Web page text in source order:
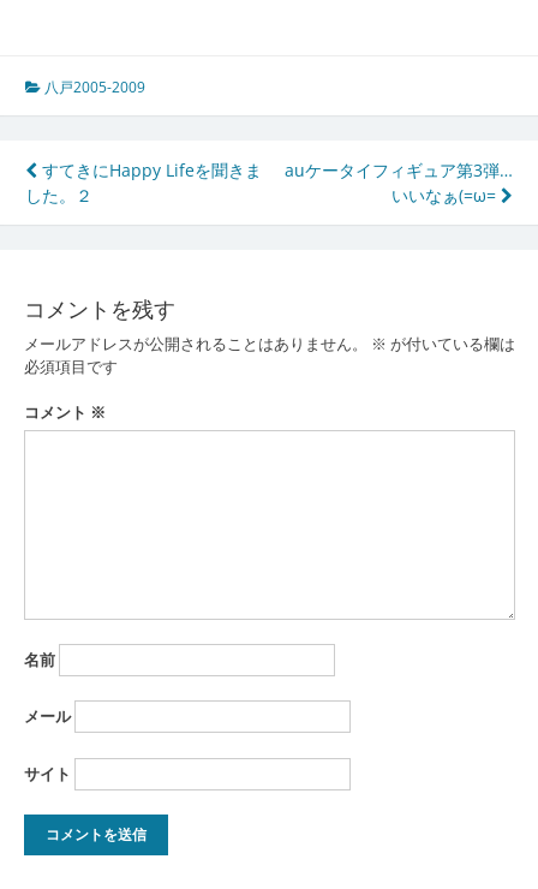
八戸2005-2009
投
稿
ビ
ゲ
ー
シ
すてきにHappy Lifeを聞きま
した。２
auケータイフィギュア第3弾…
いいなぁ(=ω=
コメントを残す
メールアドレスが公開されることはありません。 ※ が付いている欄は
必須項目です
コメント ※
名前
メール
サイト